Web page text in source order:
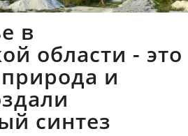
в
области - это
и
синтез